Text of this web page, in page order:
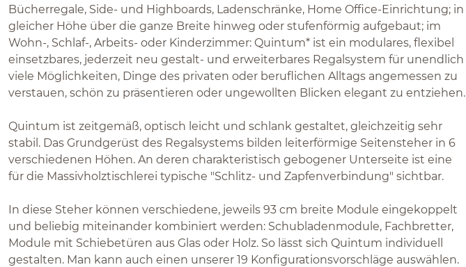
Bücherregale, Side- und Highboards, Ladenschränke, Home Office-Einrichtung; in
gleicher Höhe über die ganze Breite hinweg oder stufenförmig aufgebaut; im
Wohn-, Schlaf-, Arbeits- oder Kinderzimmer: Quintum* ist ein modulares, flexibel
einsetzbares, jederzeit neu gestalt- und erweiterbares Regalsystem für unendlich
viele Möglichkeiten, Dinge des privaten oder beruflichen Alltags angemessen zu
verstauen, schön zu präsentieren oder ungewollten Blicken elegant zu entziehen.
Quintum ist zeitgemäß, optisch leicht und schlank gestaltet, gleichzeitig sehr
stabil. Das Grundgerüst des Regalsystems bilden leiterförmige Seitensteher in 6
verschiedenen Höhen. An deren charakteristisch gebogener Unterseite ist eine
für die Massivholztischlerei typische "Schlitz- und Zapfenverbindung" sichtbar.
In diese Steher können verschiedene, jeweils 93 cm breite Module eingekoppelt
und beliebig miteinander kombiniert werden: Schubladenmodule, Fachbretter,
Module mit Schiebetüren aus Glas oder Holz. So lässt sich Quintum individuell
gestalten. Man kann auch einen unserer 19 Konfigurationsvorschläge auswählen.